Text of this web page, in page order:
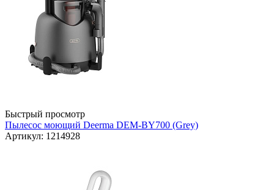
Быстрый просмотр
Пылесос моющий Deerma DEM-BY700 (Grey)
Артикул: 1214928